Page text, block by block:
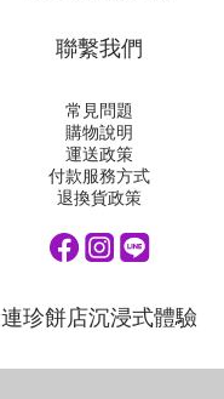
聯繫我們
常見問題
購物說明
運送政策
付款服務方式
退換貨政策
連珍餅店沉浸式體驗